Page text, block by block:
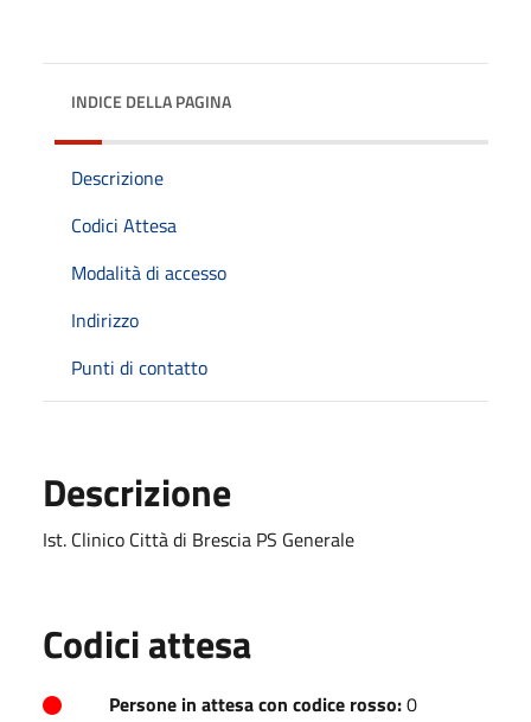
INDICE DELLA PAGINA
Descrizione
Codici Attesa
Modalità di accesso
Indirizzo
Punti di contatto
Descrizione
Ist. Clinico Città di Brescia PS Generale
Codici attesa
Persone in attesa con codice rosso:0